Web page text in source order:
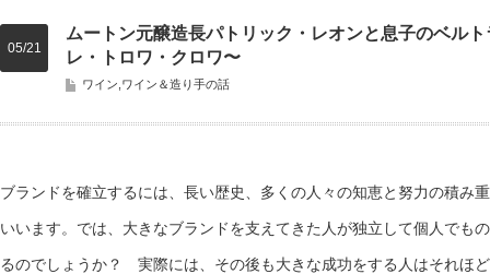
ムートン元醸造長パトリック・レオンと息子のベル
レ・トロワ・クロワ〜
ワイン ワイン＆造り手の話
05/21
ブランドを確立するには、長い歴史、多くの人々の知恵と努力の積み
いいます。では、大きなブランドを支えてきた人が独立して個人でも
るのでしょうか？ 実際には、その後も大きな成功をする人はそれほ